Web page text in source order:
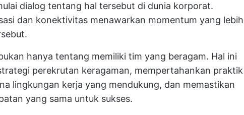
dialog tentang hal tersebut di dunia korporat.
dan konektivitas menawarkan momentum yang lebih
hanya tentang memiliki tim yang beragam. Hal ini
perekrutan keragaman, mempertahankan praktik
lingkungan kerja yang mendukung, dan memastikan
yang sama untuk sukses.